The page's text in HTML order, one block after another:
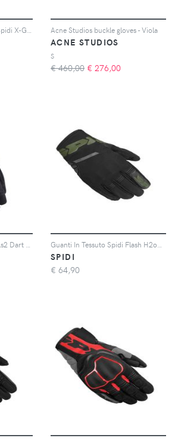
Acne Studios buckle gloves - Viola
ACNE STUDIOS
S
€ 460,00 € 276,00
SPIDI
€ 64,90